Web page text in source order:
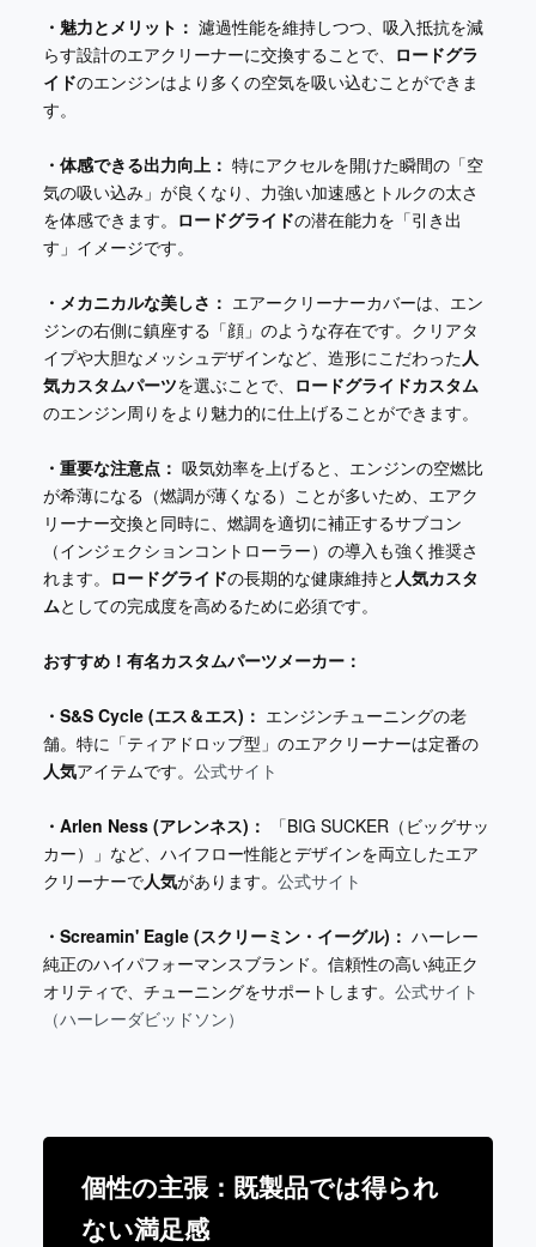
・魅力とメリット： 濾過性能を維持しつつ、吸入抵抗を減
らす設計のエアクリーナーに交換することで、 ロードグラ
イドのエンジンはより多くの空気を吸い込むことができま
す。
・体感できる出力向上： 特にアクセルを開けた瞬間の「空
気の吸い込み」が良くなり、力強い加速感とトルクの太さ
を体感できます。 ロードグライドの潜在能力を「引き出
す」イメージです。
・メカニカルな美しさ： エアークリーナーカバーは、エン
ジンの右側に鎮座する「顔」のような存在です。クリアタ
イプや大胆なメッシュデザインなど、造形にこだわった人
気カスタムパーツを選ぶことで、 ロードグライドカスタム
のエンジン周りをより魅力的に仕上げることができます。
・重要な注意点： 吸気効率を上げると、エンジンの空燃比
が希薄になる（燃調が薄くなる）ことが多いため、エアク
リーナー交換と同時に、燃調を適切に補正するサブコン
（インジェクションコントローラー）の導入も強く推奨さ
れます。 ロードグライドの長期的な健康維持と 人気カスタ
ムとしての完成度を高めるために必須です。
おすすめ！有名カスタムパーツメーカー：
・S&S Cycle (エス＆エス)： エンジンチューニングの老
舗。特に「ティアドロップ型」のエアクリーナーは定番の
人気アイテムです。 公式サイト
・Arlen Ness (アレンネス)：
「BIG SUCKER（ビッグサッ
カー）」など、ハイフロー性能とデザインを両立したエア
クリーナーで人気があります。 公式サイト
・Screamin' Eagle (スクリーミン・イーグル)： ハーレー
純正のハイパフォーマンスブランド。信頼性の高い純正ク
オリティで、チューニングをサポートします。 公式サイト
（ハーレーダビッドソン）
個性の主張：既製品では得られ
ない満足感